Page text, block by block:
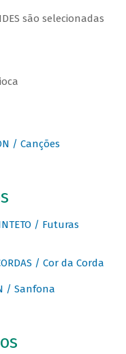
são selecionadas
/ Canções
/ Futuras
/ Cor da Corda
/ Sanfona